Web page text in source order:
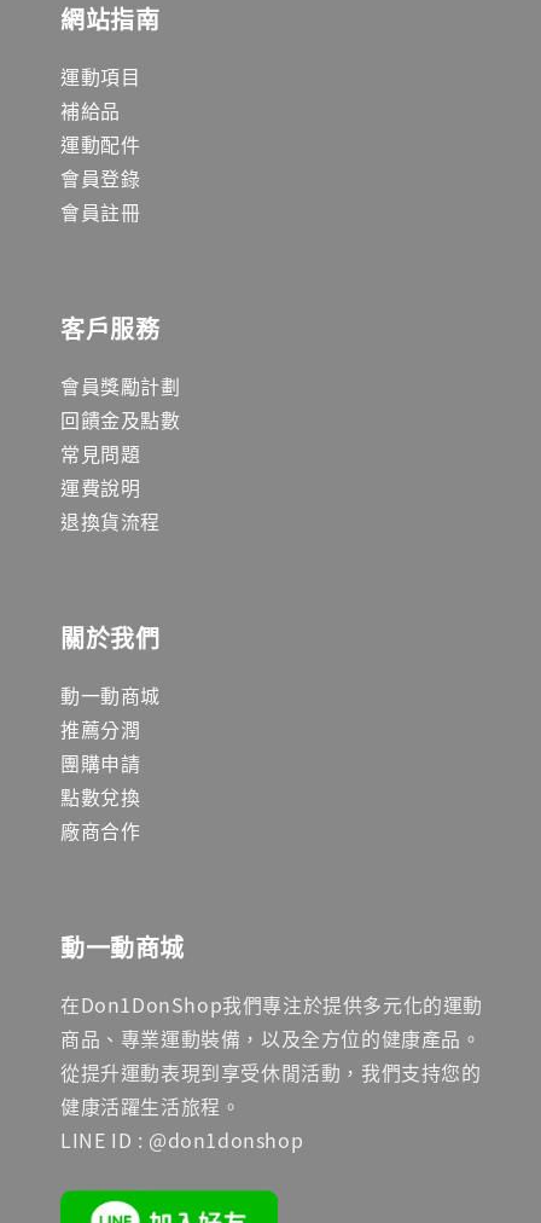
網站指南
運動項目
補給品
運動配件
會員登錄
會員註冊
客戶服務
會員獎勵計劃
回饋金及點數
常見問題
運費說明
退換貨流程
關於我們
動一動商城
推薦分潤
團購申請
點數兌換
廠商合作
動一動商城
在Don1DonShop我們專注於提供多元化的運動
商品、專業運動裝備，以及全方位的健康產品。
從提升運動表現到享受休閒活動，我們支持您的
健康活躍生活旅程。
LINE ID : @don1donshop